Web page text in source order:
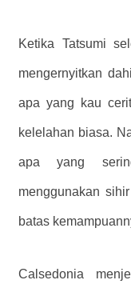
Ketika Tatsumi
mengernyitkan
apa yang kau
kelelahan biasa.
apa yang
menggunakan
batas
Calsedonia